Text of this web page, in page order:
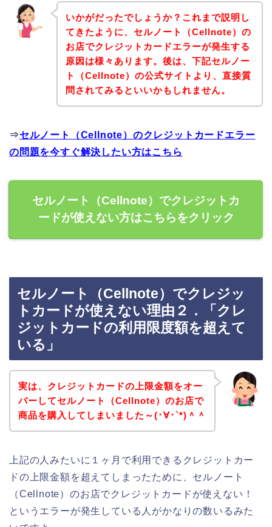
いかがだったでしょうか？これまで説明し
てきたように、セルノート（Cellnote）の
お店でクレジットカードエラーが発生する
原因は様々あります。後は、下記セルノー
ト（Cellnote）の公式サイトより、直接質
問されてみるといいかもしれません。
⇒セルノート（Cellnote）のクレジットカードエラー
の問題を今すぐ解決したい方はこちら
セルノート（Cellnote）でクレジットカ
ードが使えない方はこちらをクリック
セルノート（Cellnote）でクレジッ
トカードが使えない理由２．「クレ
ジットカードの利用限度額を超えて
いる」
実は、クレジットカードの上限金額をオー
バーしてセルノート（Cellnote）のお店で
商品を購入してしまいました～(･∀･`*)＾＾
上記の人みたいに１ヶ月で利用できるクレジットカー
ドの上限金額を超えてしまったために、セルノート
（Cellnote）のお店でクレジットカードが使えない！
というエラーが発生している人がかなりの数いるみた